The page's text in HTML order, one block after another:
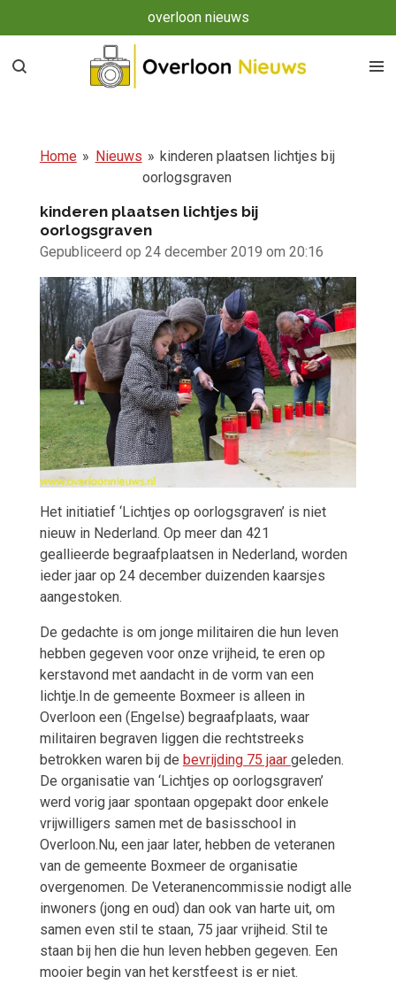
direct
naar
overloon nieuws
Home » Nieuws » kinderen plaatsen lichtjes bij
oorlogsgraven
kinderen plaatsen lichtjes bij
oorlogsgraven
Gepubliceerd op 24 december 2019 om 20:16
Het initiatief ‘Lichtjes op oorlogsgraven’ is niet
nieuw in Nederland. Op meer dan 421
geallieerde begraafplaatsen in Nederland, worden
ieder jaar op 24 december duizenden kaarsjes
aangestoken.
De gedachte is om jonge militairen die hun leven
hebben gegeven voor onze vrijheid, te eren op
kerstavond met aandacht in de vorm van een
lichtje.In de gemeente Boxmeer is alleen in
Overloon een (Engelse) begraafplaats, waar
militairen begraven liggen die rechtstreeks
betrokken waren bij de bevrijding 75 jaar geleden.
De organisatie van ‘Lichtjes op oorlogsgraven’
werd vorig jaar spontaan opgepakt door enkele
vrijwilligers samen met de basisschool in
Overloon.Nu, een jaar later, hebben de veteranen
van de gemeente Boxmeer de organisatie
overgenomen. De Veteranencommissie nodigt alle
inwoners (jong en oud) dan ook van harte uit, om
samen even stil te staan, 75 jaar vrijheid. Stil te
staan bij hen die hun leven hebben gegeven. Een
mooier begin van het kerstfeest is er niet.